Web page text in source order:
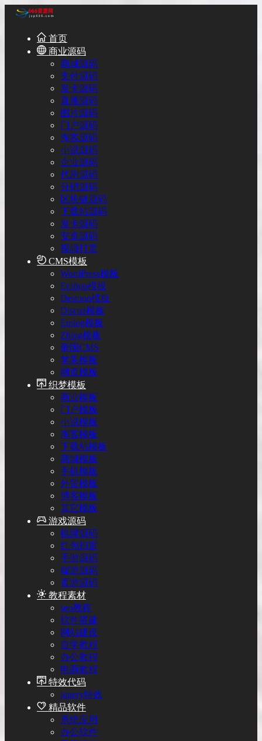
首页
商业源码
商城源码
支付源码
发卡源码
直播源码
图片源码
门户源码
淘客源码
小说源码
企业源码
代刷源码
分销源码
区块链源码
下载站源码
发卡源码
安卓源码
视频打赏
CMS模板
WordPress模板
Ecshop模板
Destoon模板
Discuz模板
Emlog模板
Zblog模板
帝国CMS
苹果模板
网页模板
织梦模板
商业模板
门户模板
小说模板
淘客模板
下载站模板
商城模板
手机模板
外贸模板
博客模板
其它模板
游戏源码
棋牌源码
红包扫雷
手游源码
端游源码
页游源码
教程素材
seo教程
软件搭建
网站建设
自学教程
办公教程
电商教程
特效代码
jquery特效
精品软件
系统应用
办公软件